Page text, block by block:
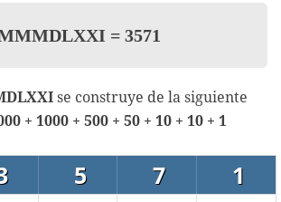
=3571
se construye de la siguiente
+ 1000 + 500 + 50 + 10 + 10 + 1
5 7 1